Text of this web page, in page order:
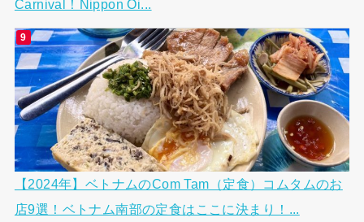
Carnival！Nippon Oi...
【2024年】ベトナムのCom Tam（定食）コムタムのお
店9選！ベトナム南部の定食はここに決まり！...